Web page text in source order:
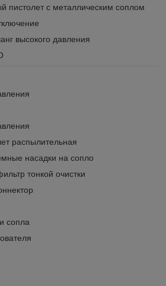
пистолет с металлическим соплом
высокого давления
распылительная
насадки на сопло
тонкой очистки
сопла